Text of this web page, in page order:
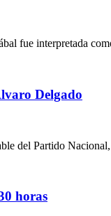
fue interpretada
Delgado
del Partido
horas